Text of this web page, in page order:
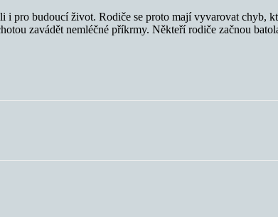
pro budoucí život. Rodiče se proto mají vyvarovat chyb,
zavádět nemléčné příkrmy. Někteří rodiče začnou